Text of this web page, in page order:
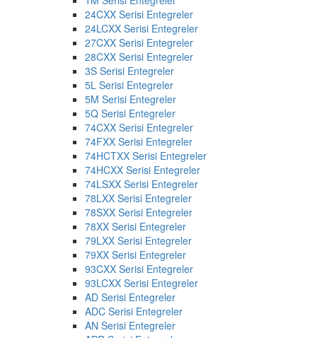
24CXX Serisi Entegreler
24LCXX Serisi Entegreler
27CXX Serisi Entegreler
28CXX Serisi Entegreler
3S Serisi Entegreler
5L Serisi Entegreler
5M Serisi Entegreler
5Q Serisi Entegreler
74CXX Serisi Entegreler
74FXX Serisi Entegreler
74HCTXX Serisi Entegreler
74HCXX Serisi Entegreler
74LSXX Serisi Entegreler
78LXX Serisi Entegreler
78SXX Serisi Entegreler
78XX Serisi Entegreler
79LXX Serisi Entegreler
79XX Serisi Entegreler
93CXX Serisi Entegreler
93LCXX Serisi Entegreler
AD Serisi Entegreler
ADC Serisi Entegreler
AN Serisi Entegreler